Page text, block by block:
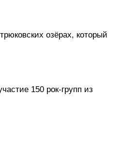
озёрах, который
150 рок-групп из